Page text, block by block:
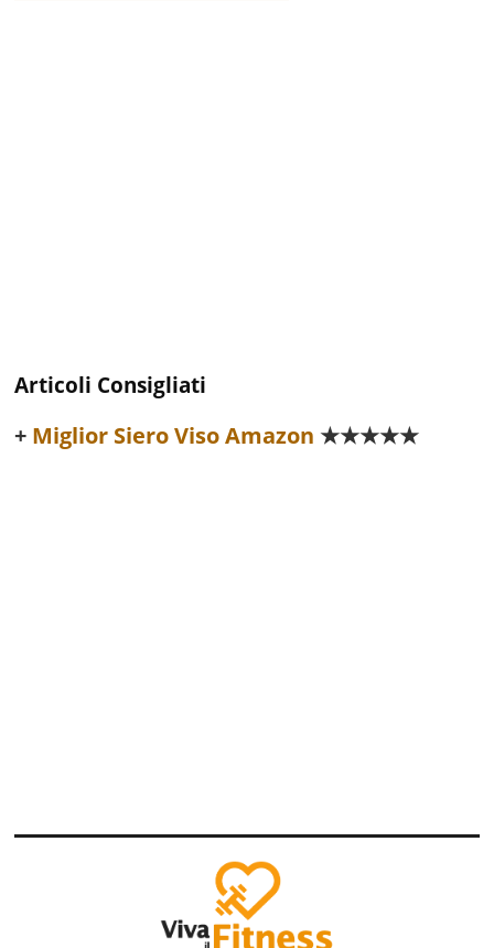
Articoli Consigliati
Miglior Siero Viso Amazon ★★★★★